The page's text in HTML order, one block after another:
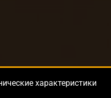
характеристики